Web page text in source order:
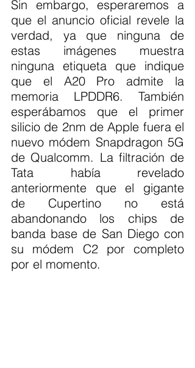
Sin embargo, esperaremos a
que el anuncio oficial revele la
verdad, ya que ninguna de
estas imágenes muestra
ninguna etiqueta que indique
que el A20 Pro admite la
memoria LPDDR6. También
esperábamos que el primer
silicio de 2nm de Apple fuera el
nuevo módem Snapdragon 5G
de Qualcomm. La filtración de
Tata había revelado
anteriormente que el gigante
de Cupertino no está
abandonando los chips de
banda base de San Diego con
su módem C2 por completo
por el momento.